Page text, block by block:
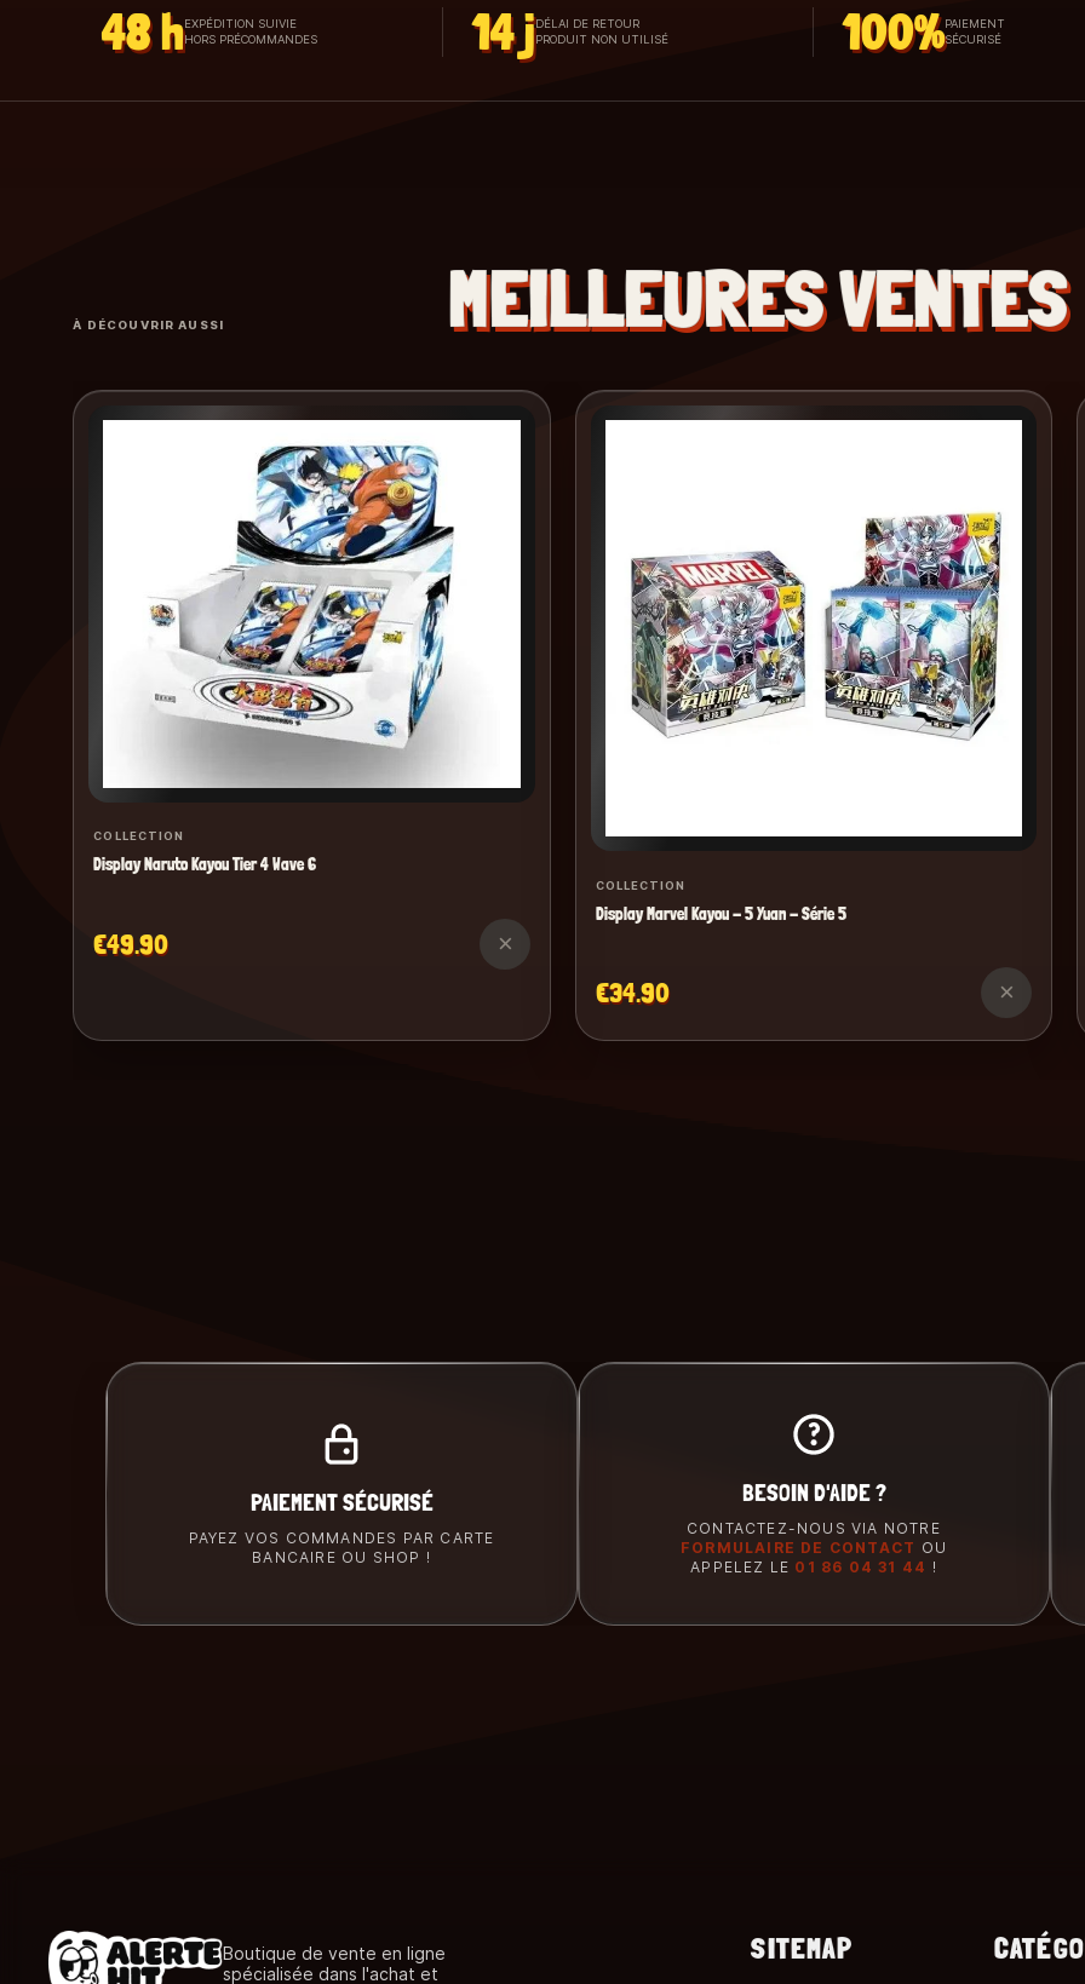
48 hEXPÉDITION SUIVIE
HORS PRÉCOMMANDES
14 jDÉLAI DE RETOUR
PRODUIT NON UTILISÉ
100%PAIEMENT
SÉCURISÉ
À DÉCOUVRIR AUSSI MEILLEURES VENTES
COLLECTION
Display Naruto Kayou Tier 4 Wave 6
€49.90 ×
COLLECTION
Display Marvel Kayou - 5 Yuan - Série 5
€34.90 ×
PAIEMENT SÉCURISÉ
PAYEZ VOS COMMANDES PAR CARTE
BANCAIRE OU SHOP !
BESOIN D'AIDE ?
CONTACTEZ-NOUS VIA NOTRE
FORMULAIRE DE CONTACT OU
APPELEZ LE 01 86 04 31 44 !
Boutique de vente en ligne
spécialisée dans l'achat et
SITEMAP